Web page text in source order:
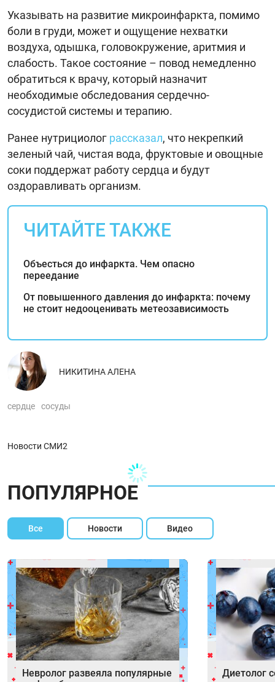
Указывать на развитие микроинфаркта, помимо
боли в груди, может и ощущение нехватки
воздуха, одышка, головокружение, аритмия и
слабость. Такое состояние – повод немедленно
обратиться к врачу, который назначит
необходимые обследования сердечно-
сосудистой системы и терапию.
Ранее нутрициолог рассказал, что некрепкий
зеленый чай, чистая вода, фруктовые и овощные
соки поддержат работу сердца и будут
оздоравливать организм.
ЧИТАЙТЕ ТАКЖЕ
Объесться до инфаркта. Чем опасно
переедание
От повышенного давления до инфаркта: почему
не стоит недооценивать метеозависимость
НИКИТИНА АЛЕНА
сердце сосуды
Новости СМИ2
ПОПУЛЯРНОЕ
Все Новости Видео
Невролог развеяла популярные
Диетолог